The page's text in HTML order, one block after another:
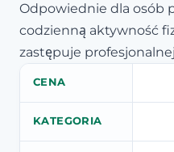
Odpowiednie dla osób
codzienną aktywność
zastępuje
CENA
KATEGORIA